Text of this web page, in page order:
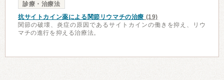
診療・治療法
抗サイトカイン薬による関節リウマチの治療 (19)
関節の破壊、炎症の原因であるサイトカインの働きを抑え、リウ
マチの進行を抑える治療法。